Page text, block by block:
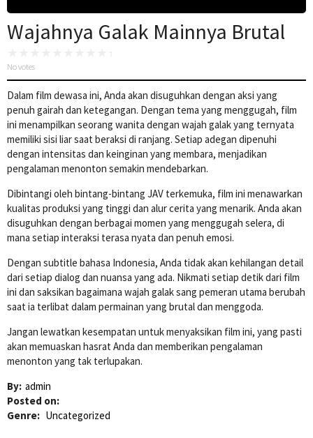
Wajahnya Galak Mainnya Brutal
No votes
Dalam film dewasa ini, Anda akan disuguhkan dengan aksi yang
penuh gairah dan ketegangan. Dengan tema yang menggugah, film
ini menampilkan seorang wanita dengan wajah galak yang ternyata
memiliki sisi liar saat beraksi di ranjang. Setiap adegan dipenuhi
dengan intensitas dan keinginan yang membara, menjadikan
pengalaman menonton semakin mendebarkan.
Dibintangi oleh bintang-bintang JAV terkemuka, film ini menawarkan
kualitas produksi yang tinggi dan alur cerita yang menarik. Anda akan
disuguhkan dengan berbagai momen yang menggugah selera, di
mana setiap interaksi terasa nyata dan penuh emosi.
Dengan subtitle bahasa Indonesia, Anda tidak akan kehilangan detail
dari setiap dialog dan nuansa yang ada. Nikmati setiap detik dari film
ini dan saksikan bagaimana wajah galak sang pemeran utama berubah
saat ia terlibat dalam permainan yang brutal dan menggoda.
Jangan lewatkan kesempatan untuk menyaksikan film ini, yang pasti
akan memuaskan hasrat Anda dan memberikan pengalaman
menonton yang tak terlupakan.
By: admin
Posted on:
Genre: Uncategorized